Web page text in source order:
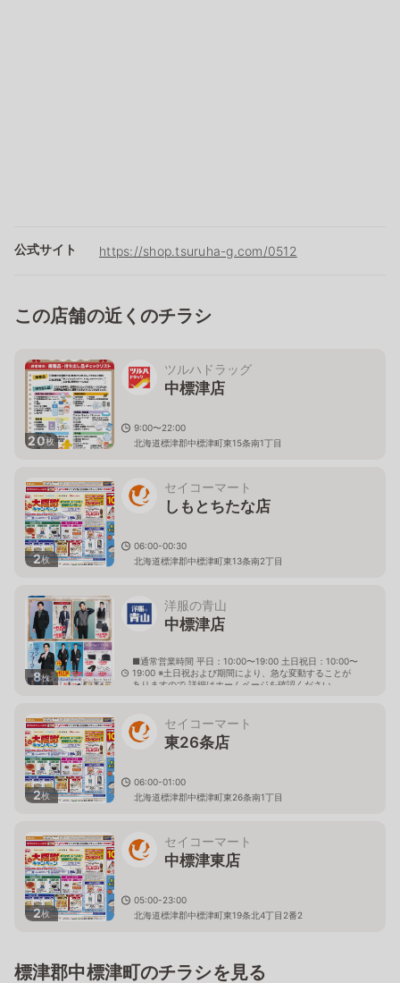
公式サイト https://shop.tsuruha-g.com/0512
この店舗の近くのチラシ
20枚
ツルハドラッグ
中標津店
9:00〜22:00
北海道標津郡中標津町東15条南1丁目
2枚
セイコーマート
しもとちたな店
06:00-00:30
北海道標津郡中標津町東13条南2丁目
8枚
洋服の青山
中標津店
■通常営業時間 平日：10:00〜19:00 土日祝日：10:00〜
19:00 ※土日祝および期間により、急な変動することが
ありますので 詳細はホームページを確認ください
2枚
セイコーマート
東26条店
06:00-01:00
北海道標津郡中標津町東26条南1丁目
2枚
セイコーマート
中標津東店
05:00-23:00
北海道標津郡中標津町東19条北4丁目2番2
標津郡中標津町のチラシを見る